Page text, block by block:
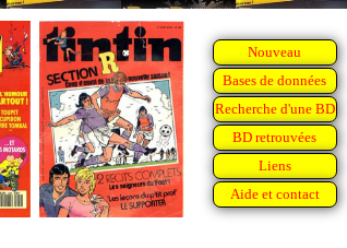
Nouveau
Bases de données
Recherche d'une BD
BD retrouvées
Liens
Aide et contact